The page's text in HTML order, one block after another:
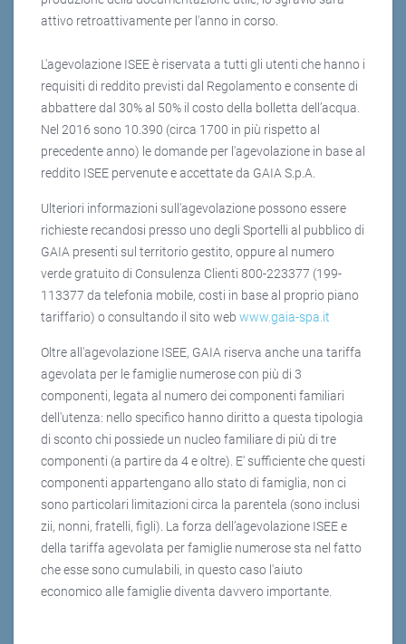
attivo retroattivamente per l'anno in corso.
L'agevolazione ISEE è riservata a tutti gli utenti che hanno i
requisiti di reddito previsti dal Regolamento e consente di
abbattere dal 30% al 50% il costo della bolletta dell’acqua.
Nel 2016 sono 10.390 (circa 1700 in più rispetto al
precedente anno) le domande per l'agevolazione in base al
reddito ISEE pervenute e accettate da GAIA S.p.A.
Ulteriori informazioni sull'agevolazione possono essere
richieste recandosi presso uno degli Sportelli al pubblico di
GAIA presenti sul territorio gestito, oppure al numero
verde gratuito di Consulenza Clienti 800-223377 (199-
113377 da telefonia mobile, costi in base al proprio piano
tariffario) o consultando il sito web www.gaia-spa.it
Oltre all'agevolazione ISEE, GAIA riserva anche una tariffa
agevolata per le famiglie numerose con più di 3
componenti, legata al numero dei componenti familiari
dell'utenza: nello specifico hanno diritto a questa tipologia
di sconto chi possiede un nucleo familiare di più di tre
componenti (a partire da 4 e oltre). E' sufficiente che questi
componenti appartengano allo stato di famiglia, non ci
sono particolari limitazioni circa la parentela (sono inclusi
zii, nonni, fratelli, figli). La forza dell’agevolazione ISEE e
della tariffa agevolata per famiglie numerose sta nel fatto
che esse sono cumulabili, in questo caso l'aiuto
economico alle famiglie diventa davvero importante.